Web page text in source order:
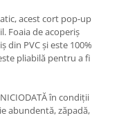
acest cort pop-up
Foaia de acoperiș
PVC și este 100%
pliabilă pentru a fi
în condiții
abundentă, zăpadă,